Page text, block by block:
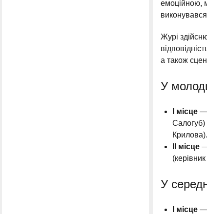
емоційною,
Журі
а також
У
І місце —
Салогуб)
ІІ місце
У
І місце —